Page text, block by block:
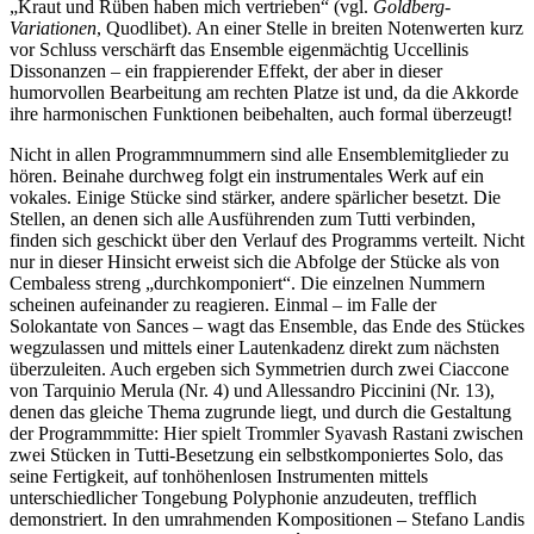
„Kraut und Rüben haben mich vertrieben“ (vgl. Goldberg-
Variationen, Quodlibet). An einer Stelle in breiten Notenwerten kurz
vor Schluss verschärft das Ensemble eigenmächtig Uccellinis
Dissonanzen – ein frappierender Effekt, der aber in dieser
humorvollen Bearbeitung am rechten Platze ist und, da die Akkorde
ihre harmonischen Funktionen beibehalten, auch formal überzeugt!
Nicht in allen Programmnummern sind alle Ensemblemitglieder zu
hören. Beinahe durchweg folgt ein instrumentales Werk auf ein
vokales. Einige Stücke sind stärker, andere spärlicher besetzt. Die
Stellen, an denen sich alle Ausführenden zum Tutti verbinden,
finden sich geschickt über den Verlauf des Programms verteilt. Nicht
nur in dieser Hinsicht erweist sich die Abfolge der Stücke als von
Cembaless streng „durchkomponiert“. Die einzelnen Nummern
scheinen aufeinander zu reagieren. Einmal – im Falle der
Solokantate von Sances – wagt das Ensemble, das Ende des Stückes
wegzulassen und mittels einer Lautenkadenz direkt zum nächsten
überzuleiten. Auch ergeben sich Symmetrien durch zwei Ciaccone
von Tarquinio Merula (Nr. 4) und Allessandro Piccinini (Nr. 13),
denen das gleiche Thema zugrunde liegt, und durch die Gestaltung
der Programmmitte: Hier spielt Trommler Syavash Rastani zwischen
zwei Stücken in Tutti-Besetzung ein selbstkomponiertes Solo, das
seine Fertigkeit, auf tonhöhenlosen Instrumenten mittels
unterschiedlicher Tongebung Polyphonie anzudeuten, trefflich
demonstriert. In den umrahmenden Kompositionen – Stefano Landis